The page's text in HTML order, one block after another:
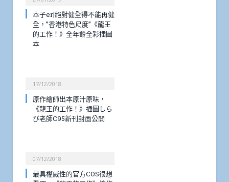
本子er|絕對健全得不能再健
全，”香港特色尺度”《龍王
的工作！》全年齡全彩插圖
本
17/12/2018
原作繪師出本原汁原味，
《龍王的工作！》插圖しら
び老師C95新刊封面公開
07/12/2018
最具權威性的官方COS很想